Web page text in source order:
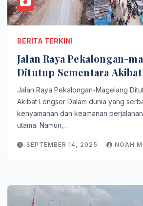
BERITA TERKINI
Jalan Raya Pekalongan-
Ditutup Sementara
Jalan Raya Pekalongan-Magelang
Akibat Longsor Dalam dunia yang
kenyamanan dan keamanan
utama. Namun,…
SEPTEMBER 14, 2025 NOAH